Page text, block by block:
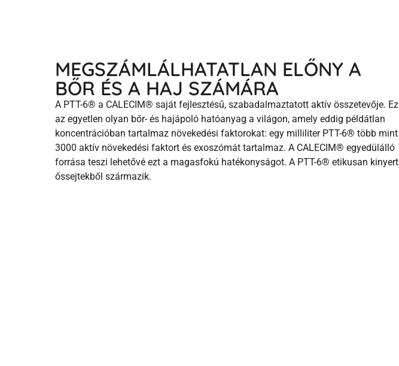
MEGSZÁMLÁLHATATLAN ELŐNY A
BŐR ÉS A HAJ SZÁMÁRA
A PTT-6® a CALECIM® saját fejlesztésű, szabadalmaztatott aktív összetevője. Ez
az egyetlen olyan bőr- és hajápoló hatóanyag a világon, amely eddig példátlan
koncentrációban tartalmaz növekedési faktorokat: egy milliliter PTT-6® több mint
3000 aktív növekedési faktort és exoszómát tartalmaz. A CALECIM® egyedülálló
forrása teszi lehetővé ezt a magasfokú hatékonyságot. A PTT-6® etikusan kinyert
őssejtekből származik.